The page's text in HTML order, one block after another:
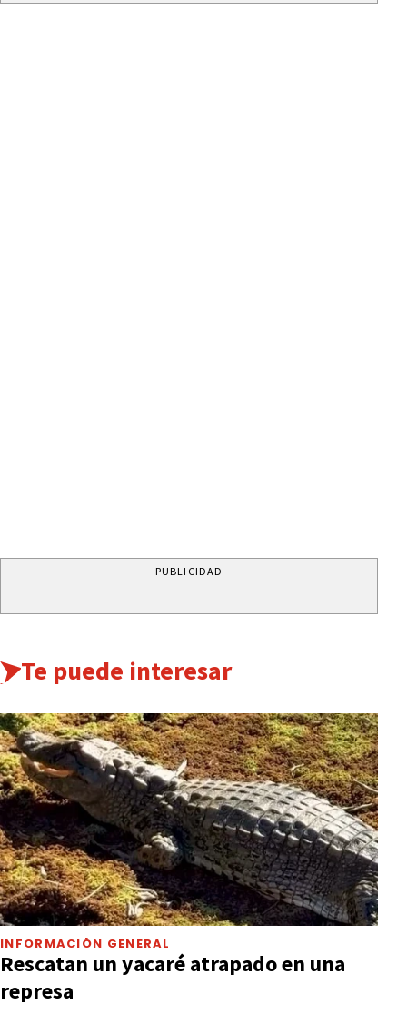
PUBLICIDAD
Te puede interesar
INFORMACIÓN GENERAL
Rescatan un yacaré atrapado en una
represa